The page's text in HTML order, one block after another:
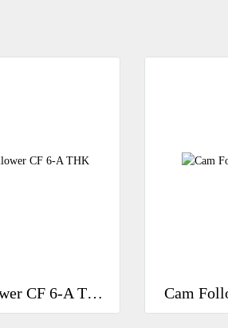
Cam Follower CF 6-A THK Cam